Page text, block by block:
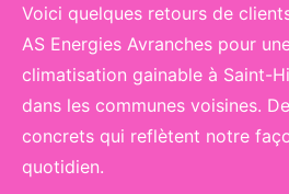
Voici quelques retours de
AS Energies Avranches pour
climatisation gainable à Saint-
dans les communes voisines.
concrets qui reflètent notre
quotidien.